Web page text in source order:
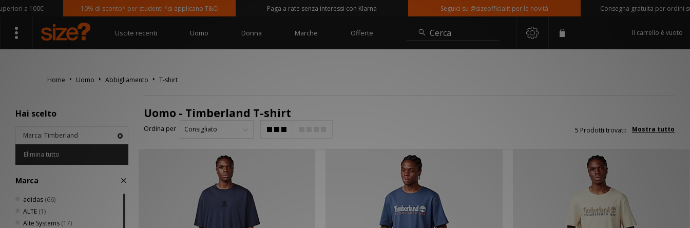
a 100€ 10% di sconto* per studenti *si applicano T&Ci Paga a rate senza interessi con Klarna Seguici su @sizeofficialit per le novità Consegna gratuita per ordini
Uscite recenti Uomo Donna Marche Offerte Cerca Il carrello è vuoto
Home Uomo Abbigliamento T-shirt
Hai scelto
Marca: Timberland
Elimina tutto
Marca
adidas (66)
ALTE (1)
Alte Systems (17)
Uomo - Timberland T-shirt
Ordina per Mostra tutto
5 Prodotti trovati: